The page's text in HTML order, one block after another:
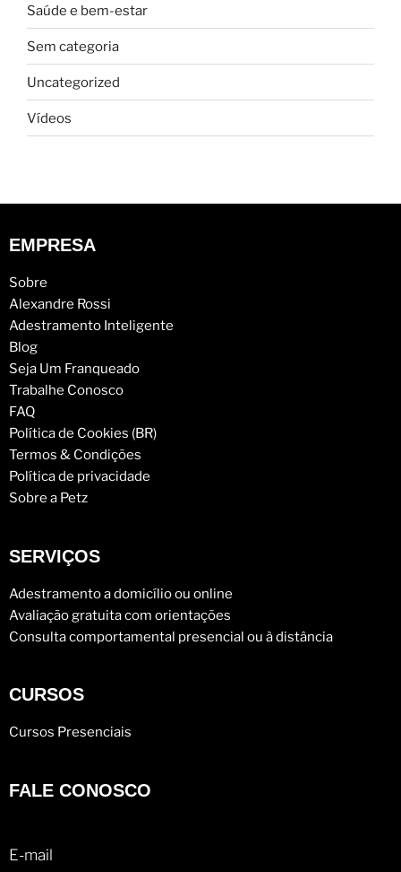
Saúde e bem-estar
Sem categoria
Uncategorized
Vídeos
EMPRESA
Sobre
Alexandre Rossi
Adestramento Inteligente
Blog
Seja Um Franqueado
Trabalhe Conosco
FAQ
Política de Cookies (BR)
Termos & Condições
Política de privacidade
Sobre a Petz
SERVIÇOS
Adestramento a domicílio ou online
Avaliação gratuita com orientações
Consulta comportamental presencial ou à distância
CURSOS
Cursos Presenciais
FALE CONOSCO
E-mail